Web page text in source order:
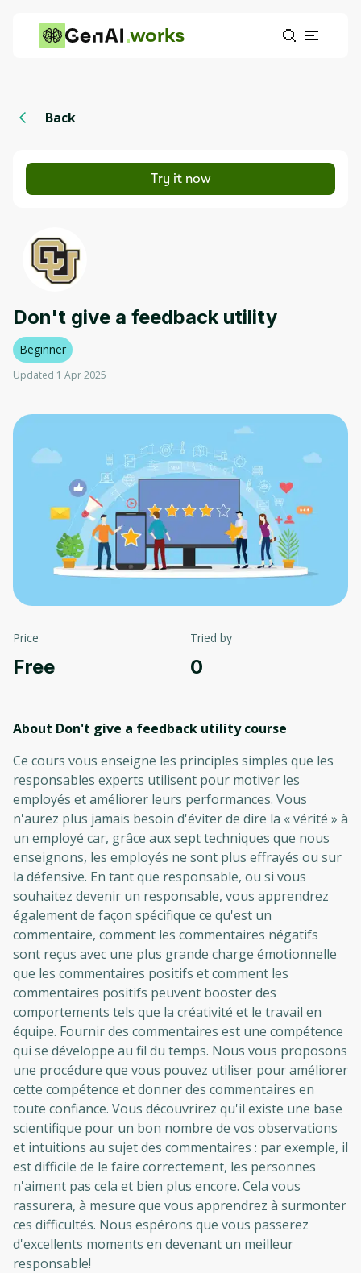
works
Back
Try it now
Don't give a feedback utility
Beginner
Updated 1 Apr 2025
Price
Free
Tried by
0
About Don't give a feedback utilitycourse
Ce cours vous enseigne les principles simples que les
responsables experts utilisent pour motiver les
employés et améliorer leurs performances. Vous
n'aurez plus jamais besoin d'éviter de dire la « vérité » à
un employé car, grâce aux sept techniques que nous
enseignons, les employés ne sont plus effrayés ou sur
la défensive. En tant que responsable, ou si vous
souhaitez devenir un responsable, vous apprendrez
également de façon spécifique ce qu'est un
commentaire, comment les commentaires négatifs
sont reçus avec une plus grande charge émotionnelle
que les commentaires positifs et comment les
commentaires positifs peuvent booster des
comportements tels que la créativité et le travail en
équipe. Fournir des commentaires est une compétence
qui se développe au fil du temps. Nous vous proposons
une procédure que vous pouvez utiliser pour améliorer
cette compétence et donner des commentaires en
toute confiance. Vous découvrirez qu'il existe une base
scientifique pour un bon nombre de vos observations
et intuitions au sujet des commentaires : par exemple, il
est difficile de le faire correctement, les personnes
n'aiment pas cela et bien plus encore. Cela vous
rassurera, à mesure que vous apprendrez à surmonter
ces difficultés. Nous espérons que vous passerez
d'excellents moments en devenant un meilleur
responsable!